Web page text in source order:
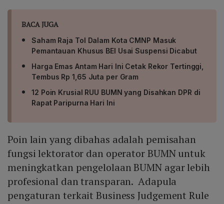
BACA JUGA
Saham Raja Tol Dalam Kota CMNP Masuk
Pemantauan Khusus BEI Usai Suspensi Dicabut
Harga Emas Antam Hari Ini Cetak Rekor Tertinggi,
Tembus Rp 1,65 Juta per Gram
12 Poin Krusial RUU BUMN yang Disahkan DPR di
Rapat Paripurna Hari Ini
Poin lain yang dibahas adalah pemisahan
fungsi lektorator dan operator BUMN untuk
meningkatkan pengelolaan BUMN agar lebih
profesional dan transparan. Adapula
pengaturan terkait Business Judgement Rule